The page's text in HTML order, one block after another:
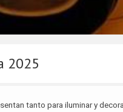
2025
tanto para iluminar y